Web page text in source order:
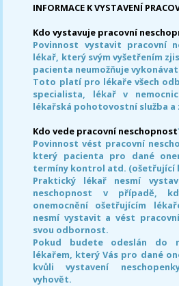
INFORMACE K VYSTAVENÍ
Kdo vystavuje pracovní
Povinnost vystavit pracovní
lékař, který svým vyšetřením
pacienta neumožňuje
Toto platí pro lékaře všech
specialista, lékař v
lékařská pohotovostní služba a
Kdo vede pracovní neschopnost
Povinnost vést pracovní
který pacienta pro dané
termíny kontrol atd. (ošetřující
Praktický lékař nesmí
neschopnost v případě,
onemocnění ošetřujícím
nesmí vystavit a vést
svou odbornost.
Pokud budete odeslán do
lékařem, který Vás pro dané
kvůli vystavení
vyhovět.